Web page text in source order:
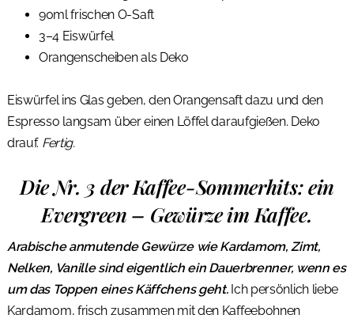
90ml frischen O-Saft
3–4 Eiswürfel
Orangenscheiben als Deko
Eiswürfel ins Glas geben, den Orangensaft dazu und den
Espresso langsam über einen Löffel daraufgießen. Deko
drauf. Fertig.
Die Nr. 3 der Kaffee-Sommerhits: ein
Evergreen – Gewürze im Kaffee.
Arabische anmutende Gewürze wie Kardamom, Zimt,
Nelken, Vanille sind eigentlich ein Dauerbrenner, wenn es
um das Toppen eines Käffchens geht. Ich persönlich liebe
Kardamom, frisch zusammen mit den Kaffeebohnen